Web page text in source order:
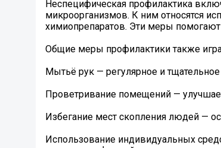
Неспецифическая профилактика
микроорганизмов. К ним относятся
химиопрепаратов. Эти меры
Общие меры профилактики также
Мытьё рук — регулярное и
Проветривание помещений —
Избегание мест скопления людей —
Использование индивидуальных